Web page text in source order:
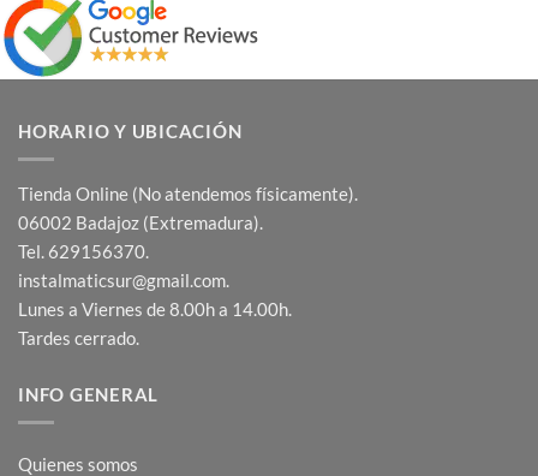
HORARIO Y UBICACIÓN
Tienda Online (No atendemos físicamente).
06002 Badajoz (Extremadura).
Tel. 629156370.
instalmaticsur@gmail.com.
Lunes a Viernes de 8.00h a 14.00h.
Tardes cerrado.
INFO GENERAL
Quienes somos